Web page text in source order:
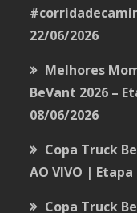
22/06/2026
Melhores
BeVant 2026 –
08/06/2026
Copa Truck
AO VIVO | Etapa
Copa Truck